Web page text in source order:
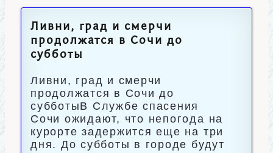
Ливни, град и смерчи
продолжатся в Сочи до
субботы
Ливни, град и смерчи
продолжатся в Сочи до
субботыВ Службе спасения
Сочи ожидают, что непогода на
курорте задержится еще на три
дня. До субботы в городе будут